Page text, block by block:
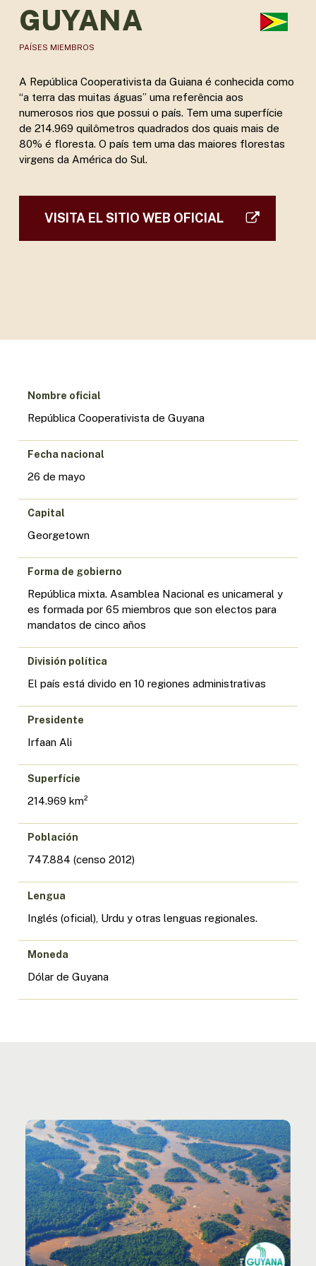
GUYANA
PAÍSES MIEMBROS
A República Cooperativista da Guiana é conhecida como
“a terra das muitas águas” uma referência aos
numerosos rios que possui o país. Tem uma superfície
de 214.969 quilômetros quadrados dos quais mais de
80% é floresta. O país tem uma das maiores florestas
virgens da América do Sul.
VISITA EL SITIO WEB OFICIAL
Nombre oficial
República Cooperativista de Guyana
Fecha nacional
26 de mayo
Capital
Georgetown
Forma de gobierno
República mixta. Asamblea Nacional es unicameral y
es formada por 65 miembros que son electos para
mandatos de cinco años
División política
El país está divido en 10 regiones administrativas
Presidente
Irfaan Ali
Superfície
214.969 km²
Población
747.884 (censo 2012)
Lengua
Inglés (oficial), Urdu y otras lenguas regionales.
Moneda
Dólar de Guyana